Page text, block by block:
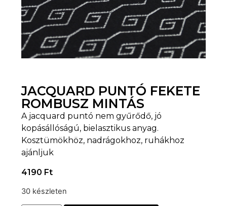
JACQUARD PUNTÓ FEKETE
ROMBUSZ MINTÁS
A jacquard puntó nem gyűrődő, jó
kopásállóságú, bielasztikus anyag.
Kosztümökhöz, nadrágokhoz, ruhákhoz
ajánljuk
4190 Ft
30 készleten